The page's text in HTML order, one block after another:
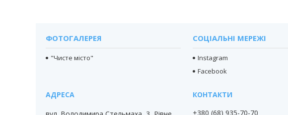
ФОТОГАЛЕРЕЯ
"Чисте місто"
СОЦІАЛЬНІ МЕРЕЖІ
Instagram
Facebook
+380 (68) 935-70-70